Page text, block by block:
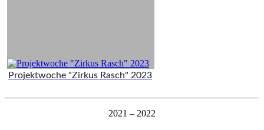
Projektwoche "Zirkus Rasch" 2023
2021 – 2022